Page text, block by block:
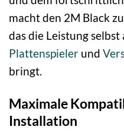
macht den 2M Black
das die Leistung
Plattenspieler und
bringt.
Maximale
Installation